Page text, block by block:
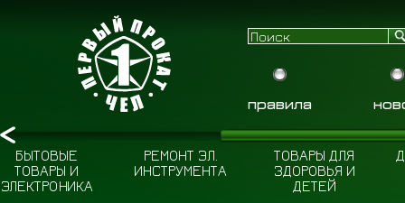
правила
БЫТОВЫЕ
ТОВАРЫ И
ЭЛЕКТРОНИКА
РЕМОНТ ЭЛ.
ИНСТРУМЕНТА
ТОВАРЫ ДЛЯ
ЗДОРОВЬЯ И
ДЕТЕЙ